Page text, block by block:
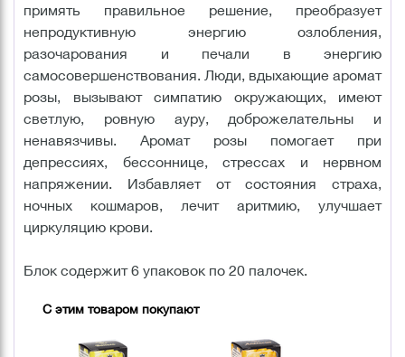
примять правильное решение, преобразует
непродуктивную энергию озлобления,
разочарования и печали в энергию
самосовершенствования. Люди, вдыхающие аромат
розы, вызывают симпатию окружающих, имеют
светлую, ровную ауру, доброжелательны и
ненавязчивы. Аромат розы помогает при
депрессиях, бессоннице, стрессах и нервном
напряжении. Избавляет от состояния страха,
ночных кошмаров, лечит аритмию, улучшает
циркуляцию крови.
Блок содержит 6 упаковок по 20 палочек.
С этим товаром покупают